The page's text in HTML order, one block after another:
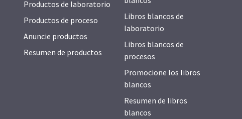
Productos de laboratorio
Productos de proceso
Anuncie productos
Resumen de productos
Libros blancos de
laboratorio
Libros blancos de
procesos
Promocione los libros
blancos
Resumen de libros
blancos